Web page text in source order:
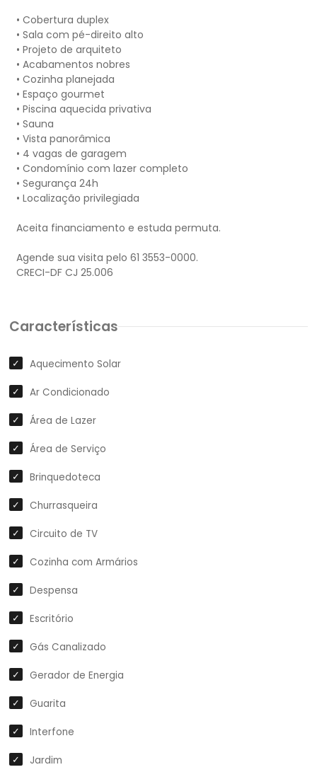
• Cobertura duplex
• Sala com pé-direito alto
• Projeto de arquiteto
• Acabamentos nobres
• Cozinha planejada
• Espaço gourmet
• Piscina aquecida privativa
• Sauna
• Vista panorâmica
• 4 vagas de garagem
• Condomínio com lazer completo
• Segurança 24h
• Localização privilegiada
Aceita financiamento e estuda permuta.
Agende sua visita pelo 61 3553-0000.
Características
Aquecimento Solar
Ar Condicionado
Área de Lazer
Área de Serviço
Brinquedoteca
Churrasqueira
Circuito de TV
Cozinha com Armários
Despensa
Escritório
Gás Canalizado
Gerador de Energia
Guarita
Interfone
Jardim